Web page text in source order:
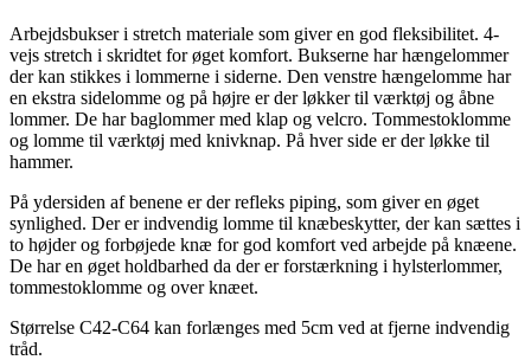
Arbejdsbukser i stretch materiale som giver en god fleksibilitet. 4-
vejs stretch i skridtet for øget komfort. Bukserne har hængelommer
der kan stikkes i lommerne i siderne. Den venstre hængelomme har
en ekstra sidelomme og på højre er der løkker til værktøj og åbne
lommer. De har baglommer med klap og velcro. Tommestoklomme
og lomme til værktøj med knivknap. På hver side er der løkke til
hammer.
På ydersiden af benene er der refleks piping, som giver en øget
synlighed. Der er indvendig lomme til knæbeskytter, der kan sættes i
to højder og forbøjede knæ for god komfort ved arbejde på knæene.
De har en øget holdbarhed da der er forstærkning i hylsterlommer,
tommestoklomme og over knæet.
Størrelse C42-C64 kan forlænges med 5cm ved at fjerne indvendig
tråd.